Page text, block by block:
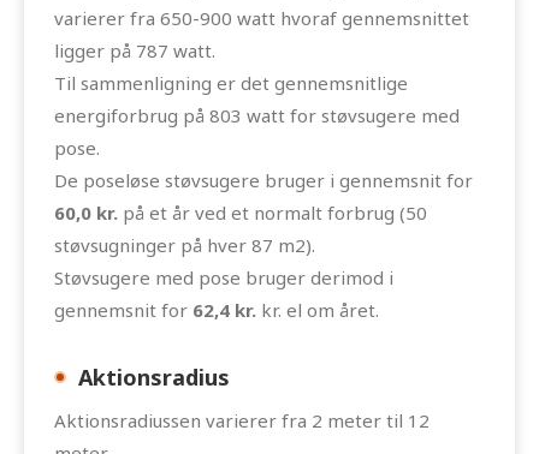
varierer fra 650-900 watt hvoraf gennemsnittet
ligger på 787 watt.
Til sammenligning er det gennemsnitlige
energiforbrug på 803 watt for støvsugere med
pose.
De poseløse støvsugere bruger i gennemsnit for
60,0 kr. på et år ved et normalt forbrug (50
støvsugninger på hver 87 m2).
Støvsugere med pose bruger derimod i
gennemsnit for 62,4 kr. kr. el om året.
Aktionsradius
Aktionsradiussen varierer fra 2 meter til 12